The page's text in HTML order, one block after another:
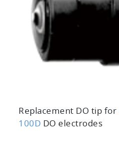
Replacement DO tip for
100D DO electrodes